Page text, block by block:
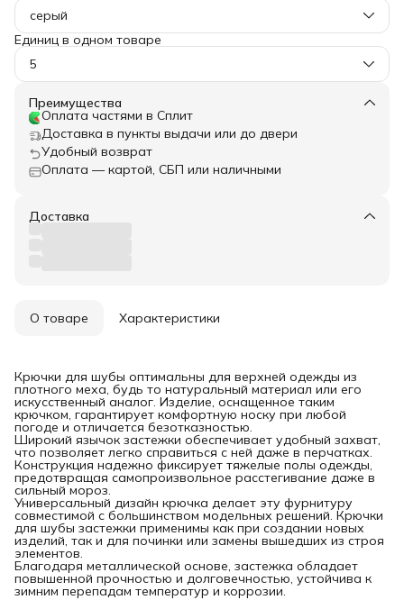
серый
Единиц в одном товаре
5
Преимущества
Оплата частями в Сплит
Доставка в пункты выдачи или до двери
Удобный возврат
Оплата — картой, СБП или наличными
Доставка
О товаре Характеристики
Крючки для шубы оптимальны для верхней одежды из
плотного меха, будь то натуральный материал или его
искусственный аналог. Изделие, оснащенное таким
крючком, гарантирует комфортную носку при любой
погоде и отличается безотказностью.
Широкий язычок застежки обеспечивает удобный захват,
что позволяет легко справиться с ней даже в перчатках.
Конструкция надежно фиксирует тяжелые полы одежды,
предотвращая самопроизвольное расстегивание даже в
сильный мороз.
Универсальный дизайн крючка делает эту фурнитуру
совместимой с большинством модельных решений. Крючки
для шубы застежки применимы как при создании новых
изделий, так и для починки или замены вышедших из строя
элементов.
Благодаря металлической основе, застежка обладает
повышенной прочностью и долговечностью, устойчива к
зимним перепадам температур и коррозии.